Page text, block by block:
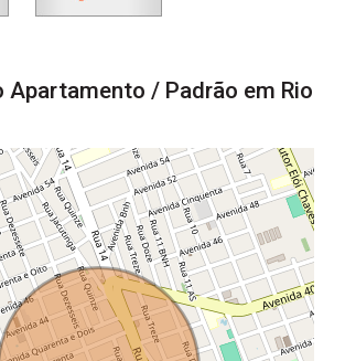
Apartamento / Padrão em Rio